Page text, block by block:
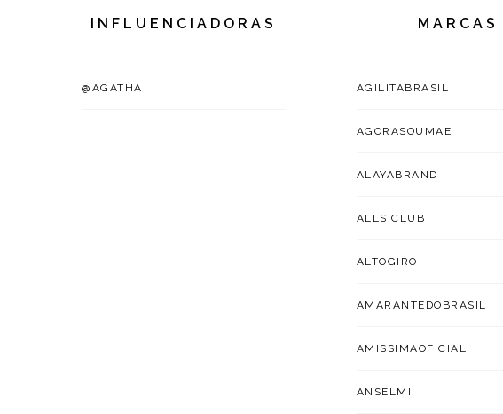
INFLUENCIADORAS
@AGATHA
MARCAS
AGILITABRASIL
AGORASOUMAE
ALAYABRAND
ALLS.CLUB
ALTOGIRO
AMARANTEDOBRASIL
AMISSIMAOFICIAL
ANSELMI